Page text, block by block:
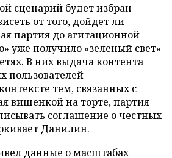
сценарий будет избран
от того, дойдет ли
партия до агитационной
уже получило «зеленый свет»
В них выдача контента
пользователей
тем, связанных с
вишенкой на торте, партия
соглашение о честных
Данилин.
данные о масштабах